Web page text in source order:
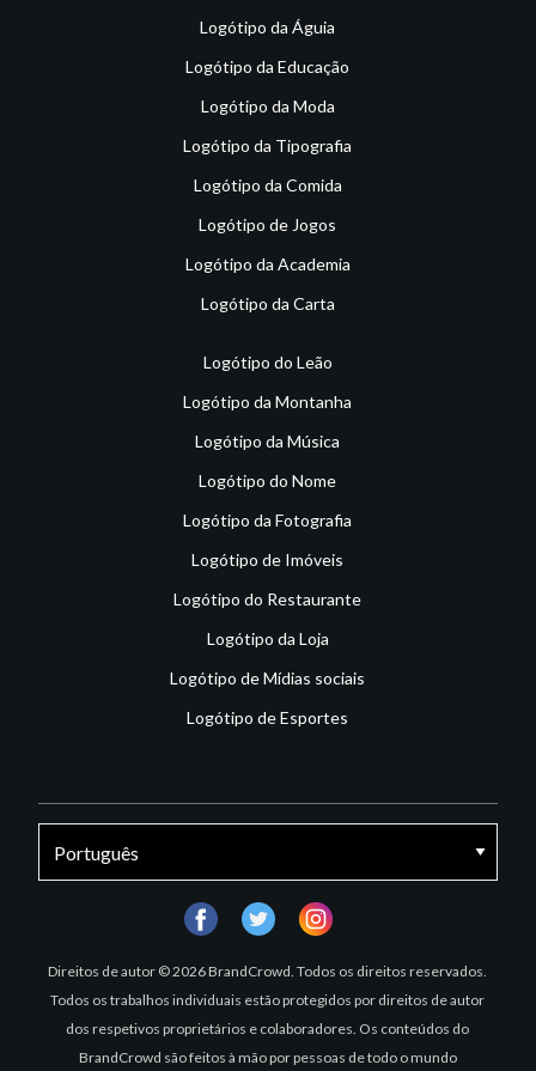
Logótipo da Águia
Logótipo da Educação
Logótipo da Moda
Logótipo da Tipografia
Logótipo da Comida
Logótipo de Jogos
Logótipo da Academia
Logótipo da Carta
Logótipo do Leão
Logótipo da Montanha
Logótipo da Música
Logótipo do Nome
Logótipo da Fotografia
Logótipo de Imóveis
Logótipo do Restaurante
Logótipo da Loja
Logótipo de Mídias sociais
Logótipo de Esportes
Direitos de autor © 2026 BrandCrowd. Todos os direitos reservados.
Todos os trabalhos individuais estão protegidos por direitos de autor
dos respetivos proprietários e colaboradores. Os conteúdos do
BrandCrowd são feitos à mão por pessoas de todo o mundo
facebooktwitter instagram